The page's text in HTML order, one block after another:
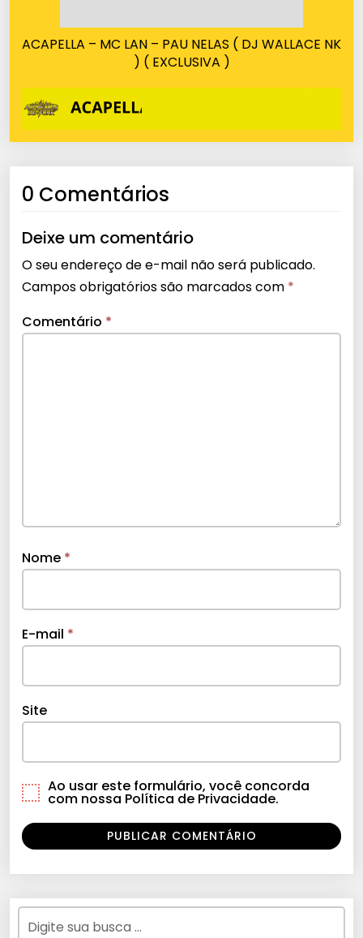
ACAPELLA – MC LAN – PAU NELAS ( DJ WALLACE NK
) ( EXCLUSIVA )
0 Comentários
Deixe um comentário
O seu endereço de e-mail não será publicado.
Campos obrigatórios são marcados com *
Comentário *
Nome *
E-mail *
Site
Ao usar este formulário, você concorda
com nossa Política de Privacidade.